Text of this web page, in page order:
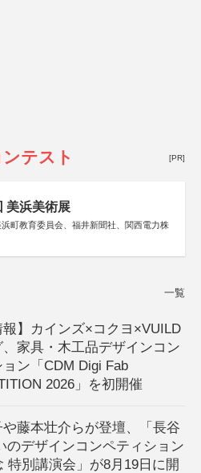
テスト [PR]
美浜美術展
町教育委員会、福井新聞社、関西電力株
一覧
報】カインズ×コクヨ×VUILD
、家具・木工品デザインコン
ン「CDM Digi Fab
2026」を初開催
藤本壮介らが登壇、「長谷
のデザインコンペティション
特別講演会」が8月19日に開